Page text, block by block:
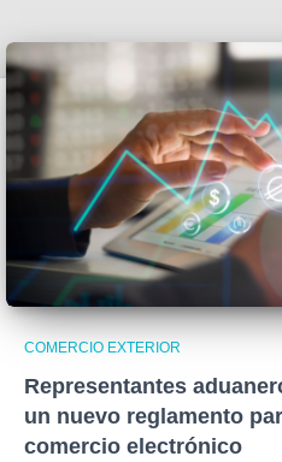
COMERCIO EXTERIOR
Representantes
un nuevo reglamento
comercio electrónico